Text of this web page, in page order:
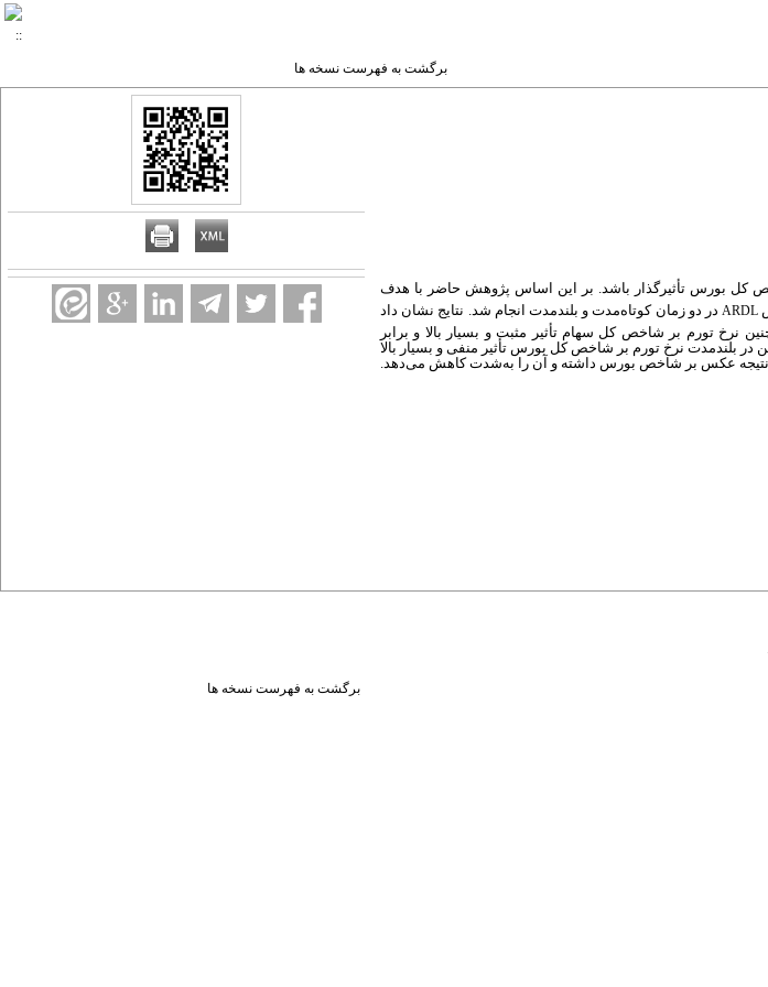
برگشت به فهرست نسخه ها
کل بورس تأثیرگذار باشد. بر این اساس پژوهش حاضر با هدف
ARDL در دو زمان کوتاه‌مدت و بلندمدت انجام شد. نتایج نشان داد
با یک وقفه بر شاخص کل سهام در دوره حاضر تأثیر مثبت و به میزان 459/1 دارد؛ همچنین نرخ تورم بر شاخص کل سهام تأثیر مثبت و بسیار بالا و برابر
در بلندمدت نرخ تورم بر شاخص کل بورس تأثیر منفی و بسیار بالا
نتیجه عکس بر شاخص بورس داشته و آن را به‌شدت کاهش میدهد.
برگشت به فهرست نسخه ها